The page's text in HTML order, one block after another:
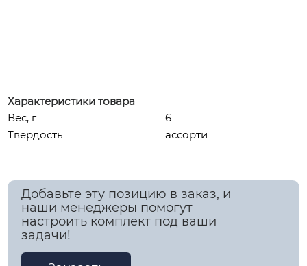
Характеристики товара
Вес, г
6
Твердость
ассорти
Добавьте эту позицию в заказ, и
наши менеджеры помогут
настроить комплект под ваши
задачи!